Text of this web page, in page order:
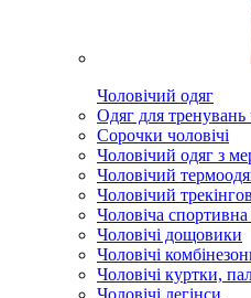
Чоловічий одяг
Одяг для тренувань
Сорочки чоловічі
Чоловічий одяг з
Чоловічий
Чоловічий
Чоловіча спортивна
Чоловічі дощовики
Чоловічі
Чоловічі куртки,
Чоловічі легінси